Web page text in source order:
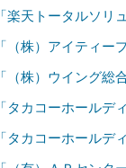
「楽天トータルソリ
「（株）アイティー
「（株）ウイング総
「タカコーホールデ
「タカコーホールデ